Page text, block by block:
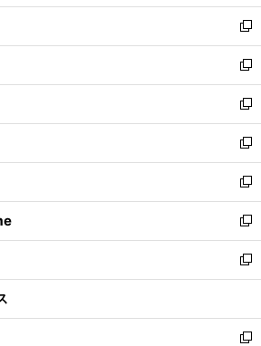
ウ
で
開
く
ン
ド
ウ
で
開
く
ウ
ィ
ン
ド
ウ
で
開
く
し
い
ウ
ィ
ン
ド
ウ
で
開
く
新
し
い
ウ
ィ
ン
ド
ウ
で
開
く
新
し
い
ウ
ィ
ン
ド
ウ
で
開
く
新
し
い
ウ
ィ
ン
ド
ウ
で
開
新
し
い
ウ
ィ
ン
ド
ウ
開
く
新
し
い
ウ
ィ
ン
ウ
で
新
し
い
ウ
ン
ド
新
し
ウ
ィ
新